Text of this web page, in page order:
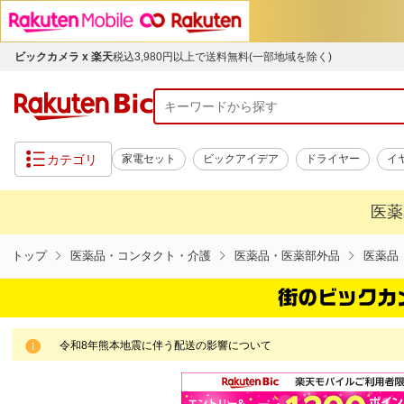
ビックカメラ x 楽天税込3,980円以上で送料無料(一部地域を除く)
カテゴリ 家電セット ビックアイデア ドライヤー イ
医
トップ 医薬品・コンタクト・介護 医薬品・医薬部外品 医薬品
令和8年熊本地震に伴う配送の影響について